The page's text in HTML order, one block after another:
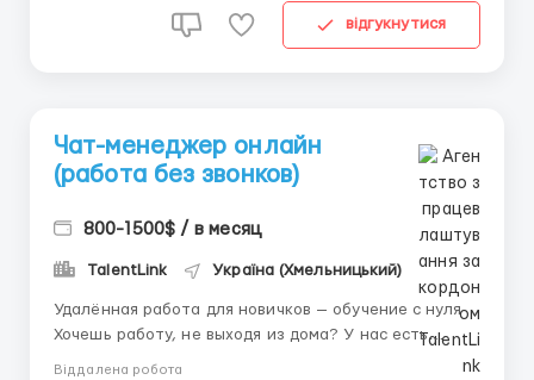
відгукнутися
Чат-менеджер онлайн
(работа без звонков)
800-1500$ / в месяц
TalentLink Україна (Хмельницький)
Удалённая работа для новичков — обучение с нуля
Хочешь работу, не выходя из дома? У нас есть
надёжный и понятный способ заработка без опыта.
Віддалена робота